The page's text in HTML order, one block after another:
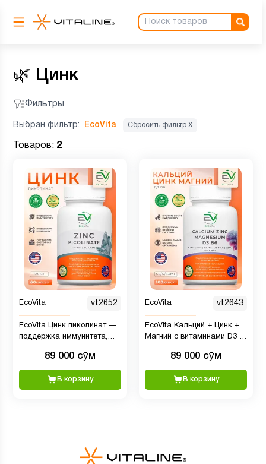
🌿 Цинк
Фильтры
Выбран фильтр: EcoVita Сбросить фильтр Х
Товаров: 2
EcoVita vt2652
EcoVita Цинк пиколинат —
поддержка иммунитета,
мг, 60 капсул89 000 сӯм
В корзину
EcoVita vt2643
EcoVita Кальций + Цинк +
Магний с витаминами D3 и
89 000 сӯм
В корзину